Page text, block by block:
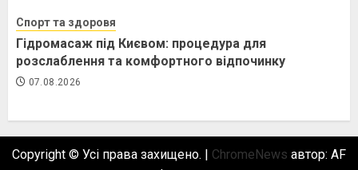
Спорт та здоровя
Гідромасаж під Києвом: процедура для
розслаблення та комфортного відпочинку
07.08.2026
Copyright © Усі права захищено. | ChromeNews автор: AF